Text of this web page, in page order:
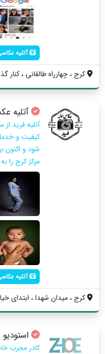
آتلیه
کرج ، چهارراه طالقانی ، کنار
آتلیه
کیفیت و
شود و اکنون
مرکز کرج را
آتلیه
کرج ، میدان شهدا ، ابتدای
کادر مجرب